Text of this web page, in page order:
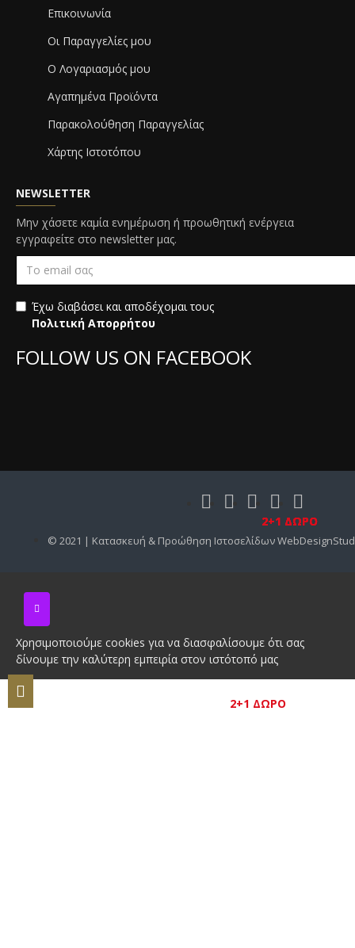
2+1 ΔΩΡΟ
2+1 ΔΩΡΟ
2+1 ΔΩΡΟ
2+1 ΔΩΡΟ
2+1 ΔΩΡΟ
2+1 ΔΩΡΟ
Επικοινωνία
Οι Παραγγελίες μου
Ο Λογαριασμός μου
Αγαπημένα Προϊόντα
Παρακολούθηση Παραγγελίας
Χάρτης Ιστοτόπου
NEWSLETTER
Μην χάσετε καμία ενημέρωση ή προωθητική ενέργεια
εγγραφείτε στο newsletter μας.
Έχω διαβάσει και αποδέχομαι τους
Πολιτική Απορρήτου
FOLLOW US ON FACEBOOK
© 2021 | Κατασκευή & Προώθηση Ιστοσελίδων
Χρησιμοποιούμε cookies για να διασφαλίσουμε ότι σας
δίνουμε την καλύτερη εμπειρία στον ιστότοπό μας